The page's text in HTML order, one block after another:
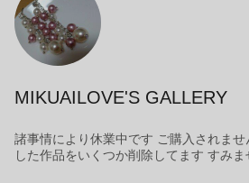
MIKUAILOVE'S GALLERY
諸事情により休業中です ご購入されま
した作品をいくつか削除してます すみま